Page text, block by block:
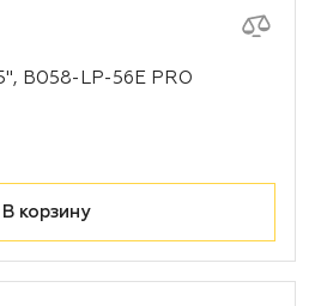
B058-LP-56E PRO
В корзину